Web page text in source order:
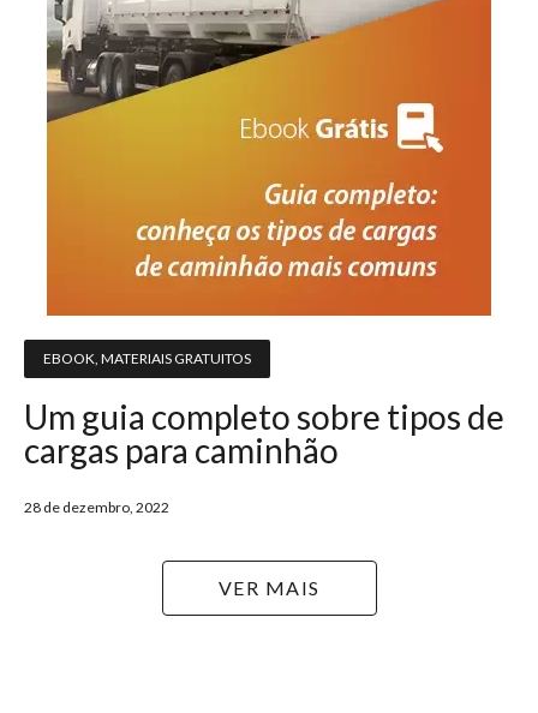
EBOOK MATERIAIS GRATUITOS
Um guia completo sobre tipos de
cargas para caminhão
28 de dezembro, 2022
VER MAIS